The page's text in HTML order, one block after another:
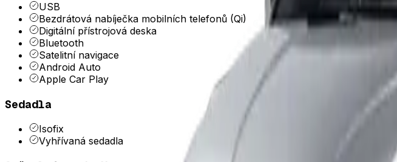
USB
Bezdrátová nabíječka mobilních telefonů (Qi)
Digitální přístrojová deska
Bluetooth
Satelitní navigace
Android Auto
Apple Car Play
Sedadla
Isofix
Vyhřívaná sedadla